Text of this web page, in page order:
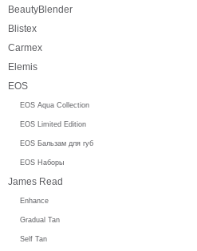
BeautyBlender
Blistex
Carmex
Elemis
EOS
EOS Aqua Collection
EOS Limited Edition
EOS Бальзам для губ
EOS Наборы
James Read
Enhance
Gradual Tan
Self Tan